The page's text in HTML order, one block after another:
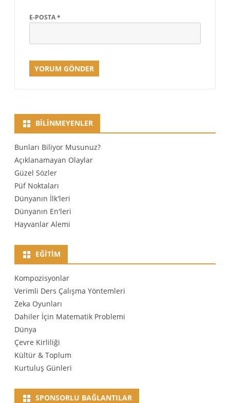
E-POSTA*
BILINMEYENLER
Bunları Biliyor Musunuz?
Açıklanamayan Olaylar
Güzel Sözler
Püf Noktaları
Dünyanın İlk'leri
Dünyanın En'leri
Hayvanlar Alemi
EĞITIM
Kompozisyonlar
Verimli Ders Çalışma Yöntemleri
Zeka Oyunları
Dahiler İçin Matematik Problemi
Dünya
Çevre Kirliliği
Kültür & Toplum
Kurtuluş Günleri
SPONSORLU BAĞLANTILAR